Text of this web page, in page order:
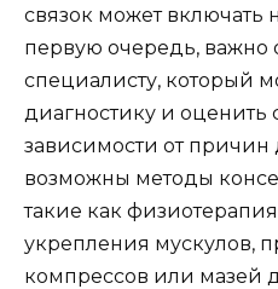
связок может включать
первую очередь, важно
специалисту, который
диагностику и оценить
зависимости от причин
возможны методы
такие как
укрепления мускулов,
компрессов или мазей